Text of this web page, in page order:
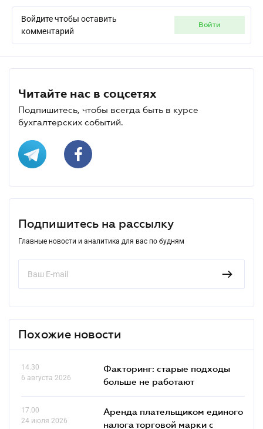
Войдите чтобы оставить
комментарий
войти
Читайте нас в соцсетях
Подпишитесь, чтобы всегда быть в курсе
бухгалтерских событий.
Подпишитесь на рассылку
Главные новости и аналитика для вас по будням
Похожие новости
14.30
6 августа 2026
Факторинг: старые подходы
больше не работают
17.00
24 июля 2026
Аренда плательщиком единого
налога торговой марки с